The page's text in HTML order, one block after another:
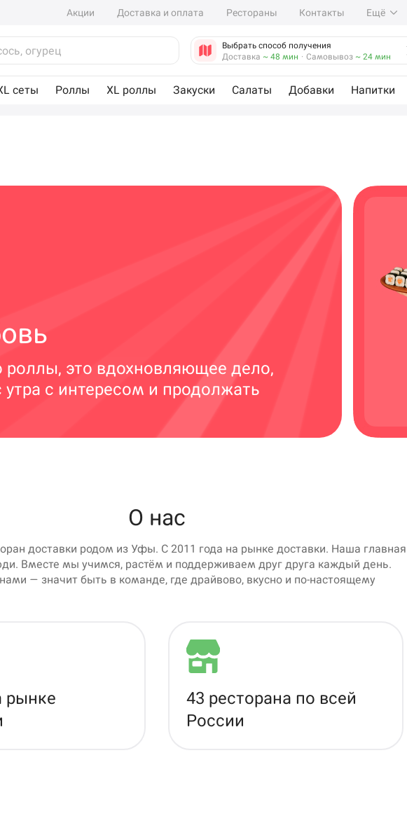
Акции Доставка и оплата Рестораны Контакты Ещё
Выбрать способ получения
Доставка ~ 48 мин · Самовывоз ~ 24 мин
сеты Роллы XL роллы Закуски Салаты Добавки Напитки
это вдохновляющее дело,
с интересом и продолжать
О нас
доставки родом из Уфы. C 2011 года на рынке доставки. Наша главная
Вместе мы учимся, растём и поддерживаем друг друга каждый день.
— значит быть в команде, где драйвово, вкусно и по‑настоящему
рынке
43 ресторана по всей
России